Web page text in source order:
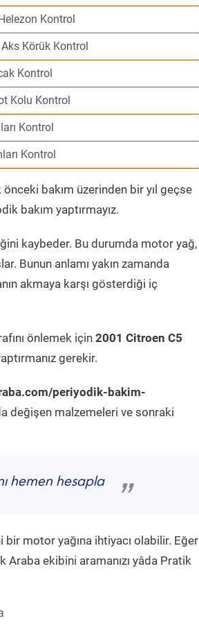
Kontrol
Körük Kontrol
Kontrol
Kolu Kontrol
Kontrol
Kontrol
bakım üzerinden bir yıl geçse
bakım yaptırmayız.
kaybeder. Bu durumda motor yağ,
Bunun anlamı yakın zamanda
akmaya karşı gösterdiği iç
önlemek için 2001 Citroen C5
gerekir.
periyodik-bakim-
değişen malzemeleri ve sonraki
hemen hesapla
”
bir motor yağına ihtiyacı olabilir. Eğer
Araba ekibini aramanızı yâda Pratik